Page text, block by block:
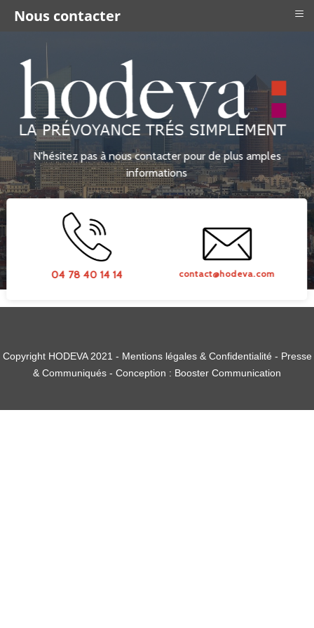
N'hésitez pas à nous contacter pour de plus amples
informations
04 78 40 14 14 contact@hodeva.com
Copyright HODEVA 2021 - Mentions légales & Confidentialité - Presse
& Communiqués - Conception : Booster Communication
Nous contacter ≡